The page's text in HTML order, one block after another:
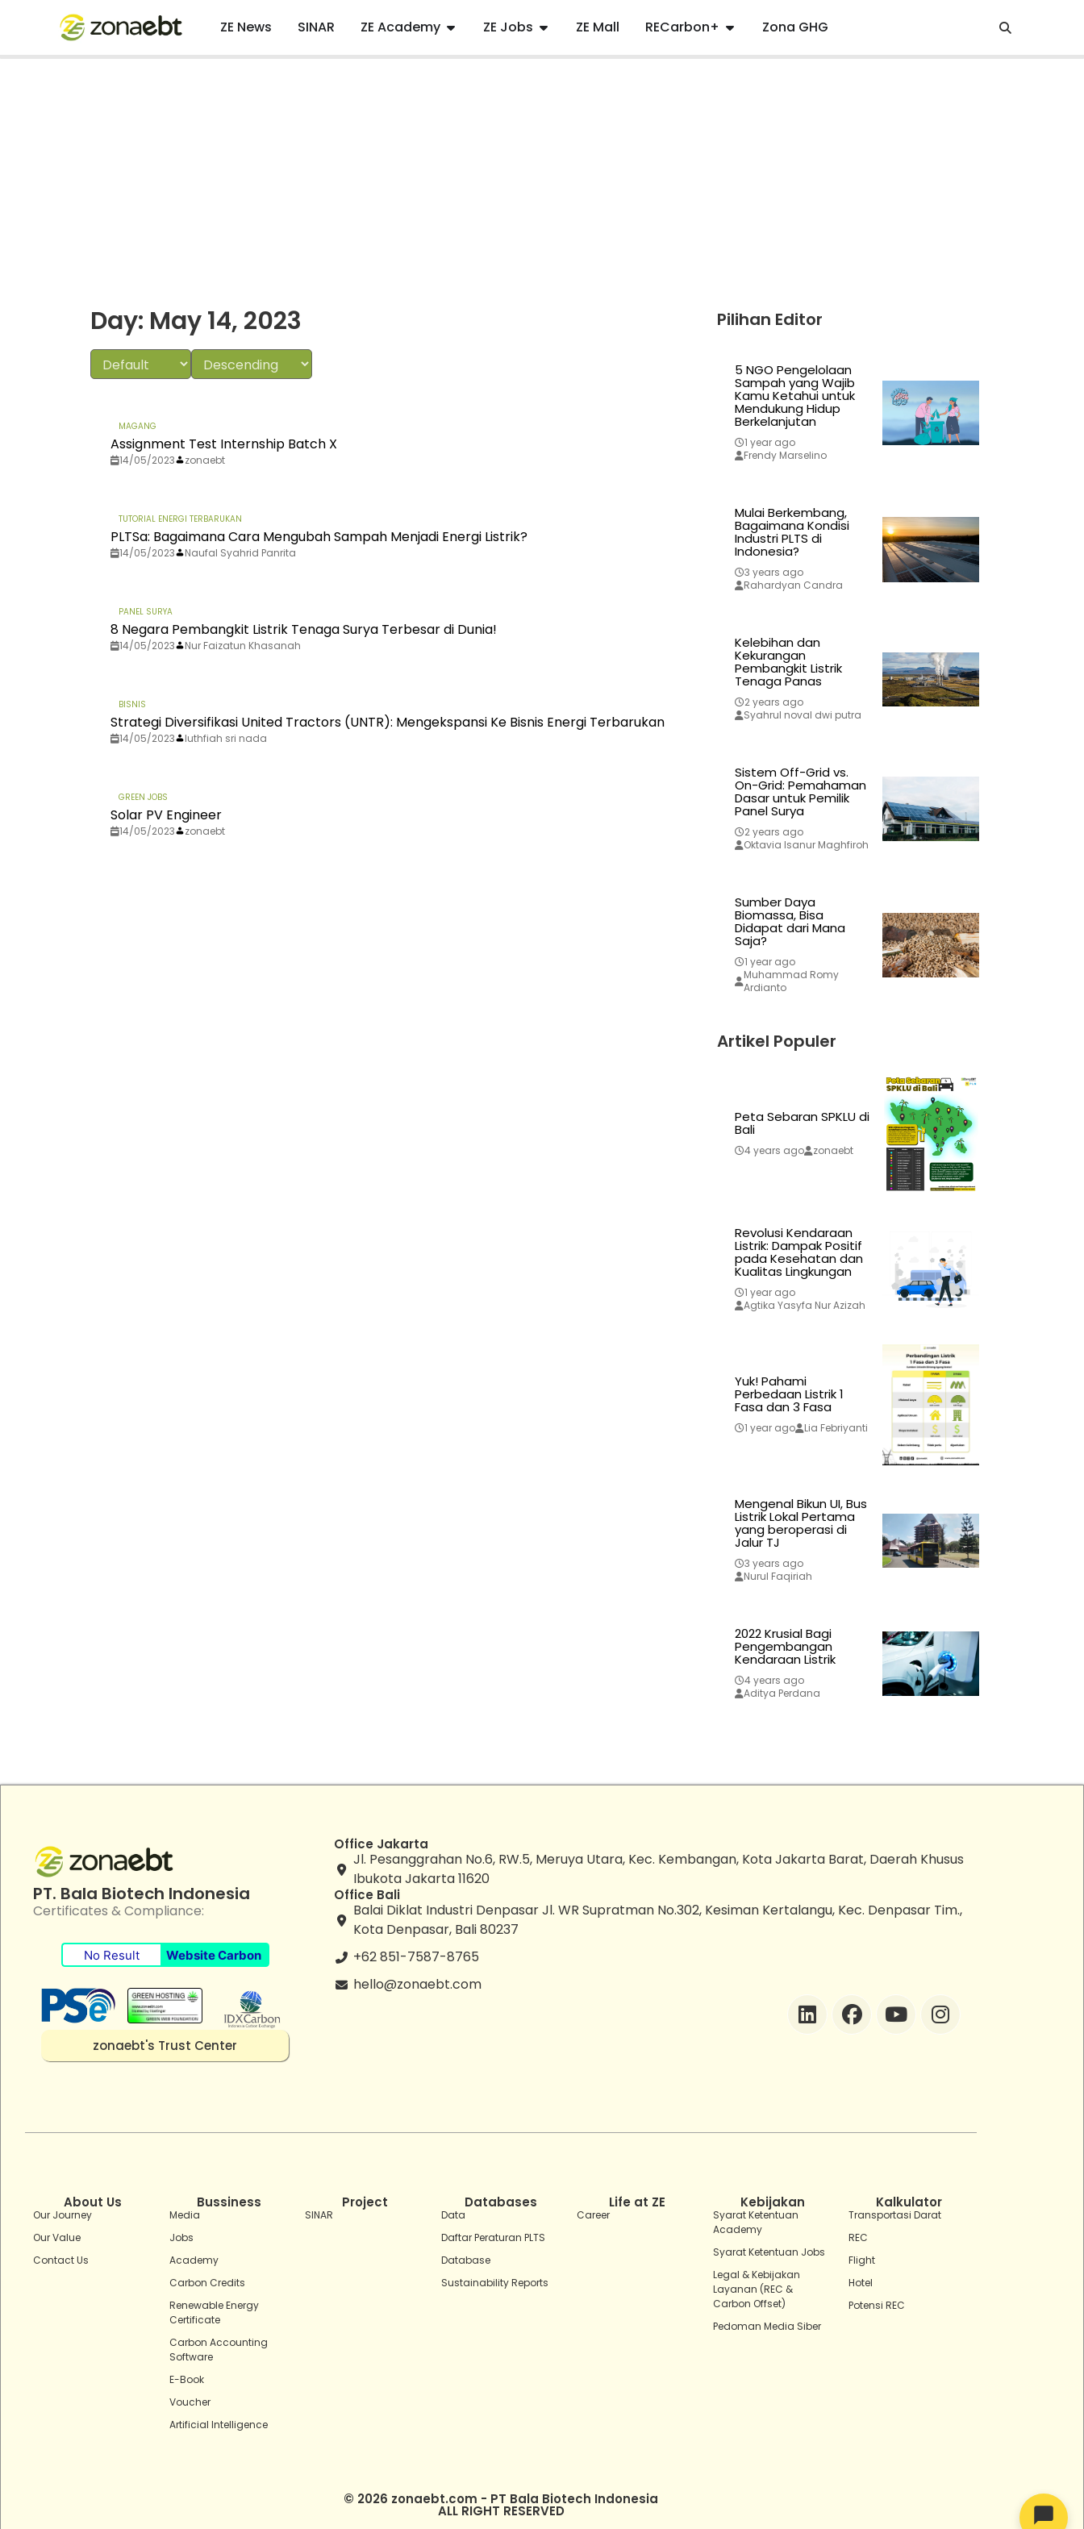
ZE News SINAR ZE Academy ZE Jobs ZE Mall RECarbon+ Zona GHG
Day: May 14, 2023
MAGANG
Assignment Test Internship Batch X
14/05/2023 zonaebt
TUTORIAL ENERGI TERBARUKAN
PLTSa: Bagaimana Cara Mengubah Sampah Menjadi Energi Listrik?
14/05/2023 Naufal Syahrid Panrita
PANEL SURYA
8 Negara Pembangkit Listrik Tenaga Surya Terbesar di Dunia!
14/05/2023 Nur Faizatun Khasanah
BISNIS
Strategi Diversifikasi United Tractors (UNTR): Mengekspansi Ke Bisnis Energi Terbarukan
14/05/2023 luthfiah sri nada
GREEN JOBS
Solar PV Engineer
14/05/2023 zonaebt
Pilihan Editor
5 NGO Pengelolaan
Sampah yang Wajib
Kamu Ketahui untuk
Mendukung Hidup
Berkelanjutan
1 year ago
Frendy Marselino
Mulai Berkembang,
Bagaimana Kondisi
Industri PLTS di
Indonesia?
3 years ago
Rahardyan Candra
Kelebihan dan
Kekurangan
Pembangkit Listrik
Tenaga Panas
2 years ago
Syahrul noval dwi putra
Sistem Off-Grid vs.
On-Grid: Pemahaman
Dasar untuk Pemilik
Panel Surya
2 years ago
Oktavia Isanur Maghfiroh
Sumber Daya
Biomassa, Bisa
Didapat dari Mana
Saja?
1 year ago
Muhammad Romy
Ardianto
Artikel Populer
Peta Sebaran SPKLU di
Bali
4 years ago zonaebt
Revolusi Kendaraan
Listrik: Dampak Positif
pada Kesehatan dan
Kualitas Lingkungan
1 year ago
Agtika Yasyfa Nur Azizah
Yuk! Pahami
Perbedaan Listrik 1
Fasa dan 3 Fasa
1 year ago Lia Febriyanti
Mengenal Bikun UI, Bus
Listrik Lokal Pertama
yang beroperasi di
Jalur TJ
3 years ago
Nurul Faqiriah
2022 Krusial Bagi
Pengembangan
Kendaraan Listrik
4 years ago
Aditya Perdana
PT. Bala Biotech Indonesia
Certificates & Compliance:
No Result Website Carbon
zonaebt's Trust Center
Office Jakarta
Jl. Pesanggrahan No.6, RW.5, Meruya Utara, Kec. Kembangan, Kota Jakarta Barat, Daerah Khusus
Ibukota Jakarta 11620
Office Bali
Balai Diklat Industri Denpasar Jl. WR Supratman No.302, Kesiman Kertalangu, Kec. Denpasar Tim.,
Kota Denpasar, Bali 80237
+62 851-7587-8765
hello@zonaebt.com
About Us
Our Journey
Our Value
Contact Us
Bussiness
Media
Jobs
Academy
Carbon Credits
Renewable Energy
Certificate
Carbon Accounting
Software
E-Book
Voucher
Artificial Intelligence
Project
SINAR
Databases
Data
Daftar Peraturan PLTS
Database
Sustainability Reports
Life at ZE
Career
Kebijakan
Syarat Ketentuan
Academy
Syarat Ketentuan Jobs
Legal & Kebijakan
Layanan (REC &
Carbon Offset)
Pedoman Media Siber
Kalkulator
Transportasi Darat
REC
Flight
Hotel
Potensi REC
© 2026 zonaebt.com - PT Bala Biotech Indonesia
ALL RIGHT RESERVED